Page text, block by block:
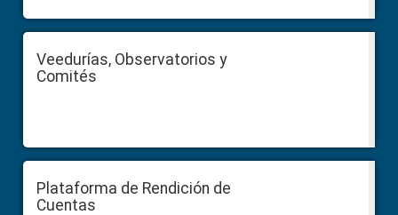
Veedurías, Observatorios y
Comités
Plataforma de Rendición de
Cuentas